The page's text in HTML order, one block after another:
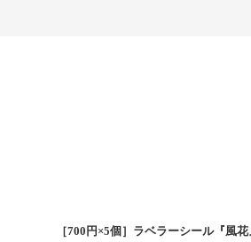
［700円×5個］ラベラーシール『風花